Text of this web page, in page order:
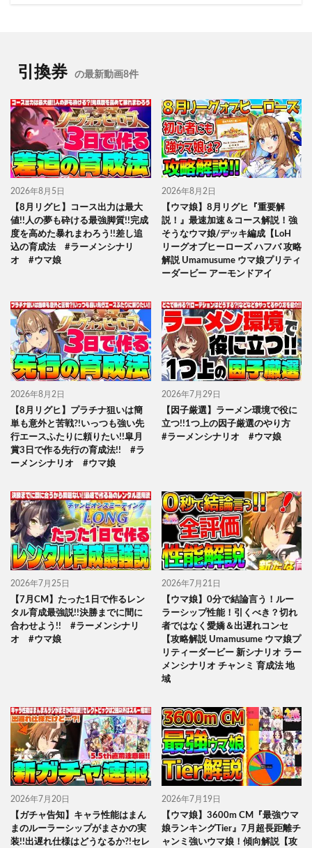
引換券 の最新動画8件
2026年8月5日
【8月リグヒ】コース出力は最大
値!!人の夢も砕ける最強脚質!!完成
度を高めた暴れまわろう!!差し追
込の育成法 #ラーメンシナリ
オ #ウマ娘
2026年8月2日
【ウマ娘】8月リグヒ『重要解
説！』最速加速＆コース解説！強
そうなウマ娘/デッキ編成【LoH
リーグオブヒーローズ ハフバ 攻略
解説 Umamusume ウマ娘プリティ
ーダービー アーモンドアイ
2026年8月2日
【8月リグヒ】プラチナ狙いは簡
単も意外と苦戦?!いっつも強い先
行エースふたりに頼りたい!!皐月
賞3日で作る先行の育成法!! #ラ
ーメンシナリオ #ウマ娘
2026年7月29日
【因子厳選】ラーメン環境で役に
立つ!!1つ上の因子厳選のやり方
#ラーメンシナリオ #ウマ娘
2026年7月25日
【7月CM】たった1日で作るレン
タル育成最強説!!決勝までに間に
合わせよう!! #ラーメンシナリ
オ #ウマ娘
2026年7月21日
【ウマ娘】0分で結論言う！ルー
ラーシップ性能！引くべき？切れ
者ではなく愛嬌＆出遅れコンセ
【攻略解説 Umamusume ウマ娘プ
リティーダービー 新シナリオ ラー
メンシナリオ チャンミ 育成法 地
域
2026年7月20日
【ガチャ告知】キャラ性能はまん
まのルーラーシップがまさかの実
装!!出遅れ仕様はどうなるか?!セレ
2026年7月19日
【ウマ娘】3600m CM『最強ウマ
娘ランキングTier』7月超長距離チ
ャンミ強いウマ娘！傾向解説【攻